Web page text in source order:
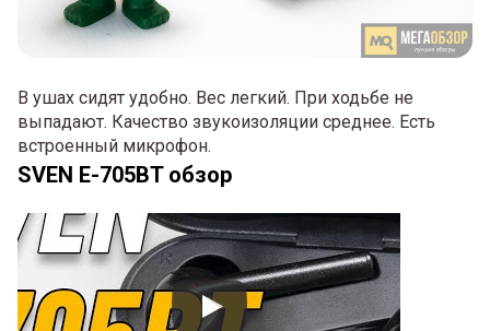
В ушах сидят удобно. Вес легкий. При ходьбе не
выпадают. Качество звукоизоляции среднее. Есть
встроенный микрофон.
SVEN E-705BT обзор